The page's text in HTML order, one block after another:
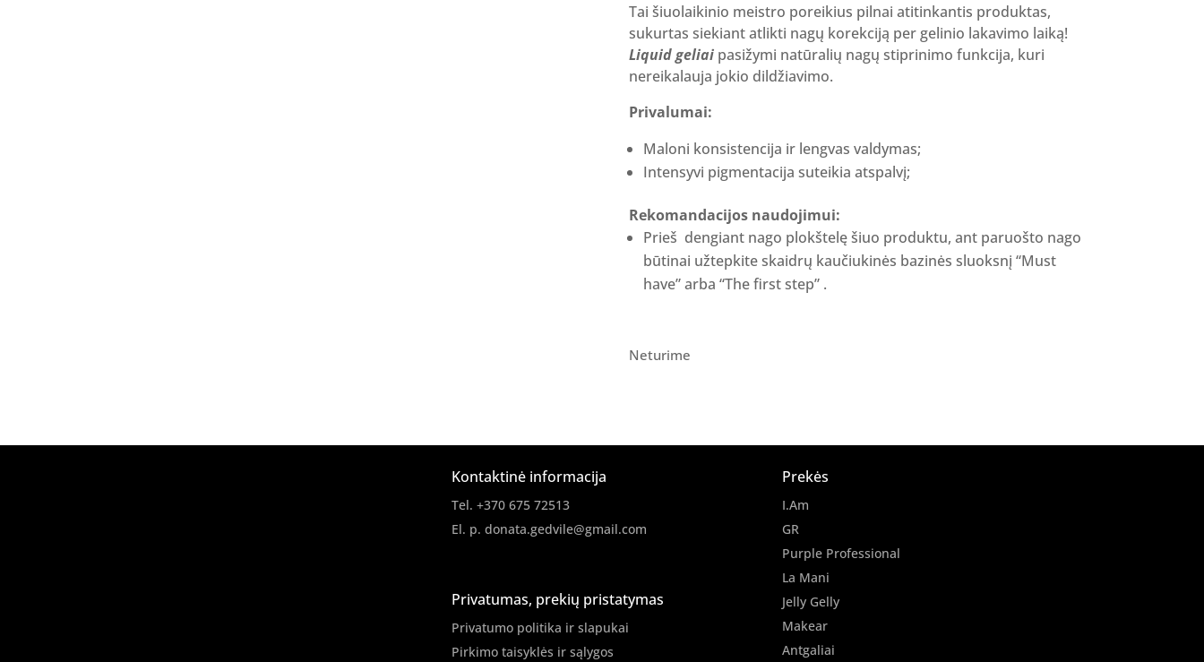
Tai šiuolaikinio meistro poreikius pilnai atitinkantis produktas,
sukurtas siekiant atlikti nagų korekciją per gelinio lakavimo laiką!
Liquid geliaipasižymi natūralių nagų stiprinimo funkcija, kuri
nereikalauja jokio dildžiavimo.
Privalumai:
Maloni konsistencija ir lengvas valdymas;
Intensyvi pigmentacija suteikia atspalvį;
Rekomandacijos naudojimui:
Prieš dengiant nago plokštelę šiuo produktu, ant paruošto nago
būtinai užtepkite skaidrų kaučiukinės bazinės sluoksnį “Must
have” arba “The first step” .
Neturime
Kontaktinė informacija
Tel. +370 675 72513
El. p. donata.gedvile@gmail.com
Privatumas, prekių pristatymas
Privatumo politika ir slapukai
Pirkimo taisyklės ir sąlygos
Prekės
I.Am
GR
Purple Professional
La Mani
Jelly Gelly
Makear
Antgaliai